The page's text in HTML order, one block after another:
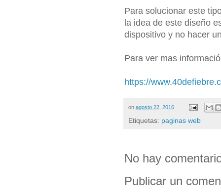
Para solucionar este
la idea de este diseño
dispositivo y no hacer
Para ver mas
https://
on agosto 22, 2016
Etiquetas: paginas web
No hay
Publicar un